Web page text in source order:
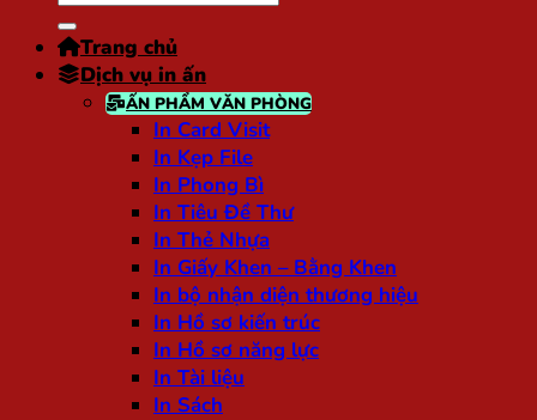
kiếm:
Trang chủ
Dịch vụ in ấn
ẤN PHẨM VĂN PHÒNG
In Card Visit
In Kẹp File
In Phong Bì
In Tiêu Đề Thư
In Thẻ Nhựa
In Giấy Khen – Bằng Khen
In bộ nhận diện thương hiệu
In Hồ sơ kiến trúc
In Hồ sơ năng lực
In Tài liệu
In Sách